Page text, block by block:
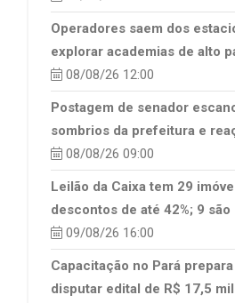
Operadores saem dos
explorar academias de alto
08/08/26 12:00
Postagem de senador
sombrios da prefeitura e
08/08/26 09:00
Leilão da Caixa tem 29
descontos de até 42%; 9 são
09/08/26 16:00
Capacitação no Pará
disputar edital de R$ 17,5